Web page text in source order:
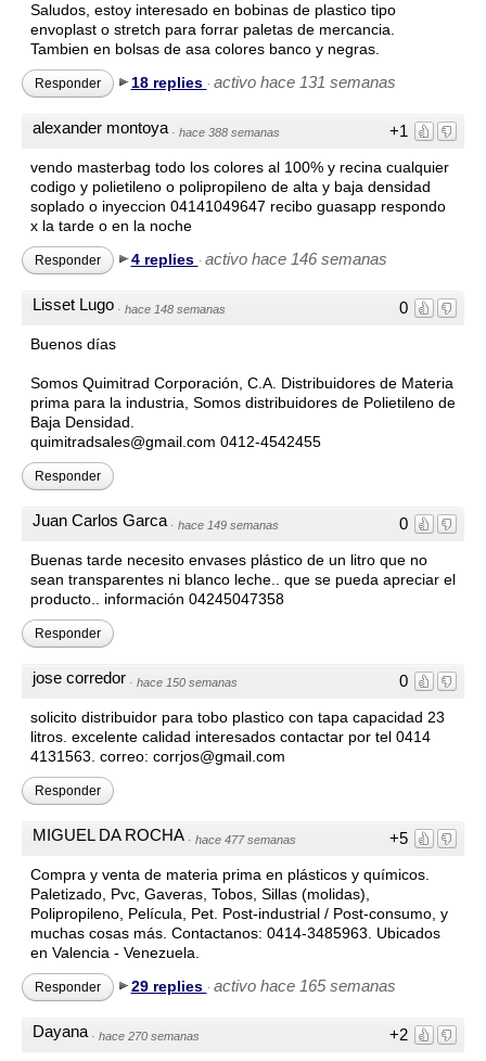
Saludos, estoy interesado en bobinas de plastico tipo
envoplast o stretch para forrar paletas de mercancia.
Tambien en bolsas de asa colores banco y negras.
Responder 18 replies · activo hace 131 semanas
+1
alexander montoya · hace 388 semanas
vendo masterbag todo los colores al 100% y recina cualquier
codigo y polietileno o polipropileno de alta y baja densidad
soplado o inyeccion 04141049647 recibo guasapp respondo
x la tarde o en la noche
Responder 4 replies · activo hace 146 semanas
0
Lisset Lugo · hace 148 semanas
Buenos días
Somos Quimitrad Corporación, C.A. Distribuidores de Materia
prima para la industria, Somos distribuidores de Polietileno de
Baja Densidad.
quimitradsales@gmail.com 0412-4542455
Responder
0
Juan Carlos Garca · hace 149 semanas
Buenas tarde necesito envases plástico de un litro que no
sean transparentes ni blanco leche.. que se pueda apreciar el
producto.. información 04245047358
Responder
0
jose corredor · hace 150 semanas
solicito distribuidor para tobo plastico con tapa capacidad 23
litros. excelente calidad interesados contactar por tel 0414
4131563. correo: corrjos@gmail.com
Responder
+5
MIGUEL DA ROCHA · hace 477 semanas
Compra y venta de materia prima en plásticos y químicos.
Paletizado, Pvc, Gaveras, Tobos, Sillas (molidas),
Polipropileno, Película, Pet. Post-industrial / Post-consumo, y
muchas cosas más. Contactanos: 0414-3485963. Ubicados
en Valencia - Venezuela.
Responder 29 replies · activo hace 165 semanas
+2
Dayana · hace 270 semanas